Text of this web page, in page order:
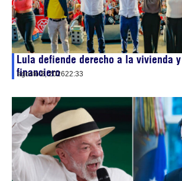
Lula defiende derecho a la vivienda
financiero
agosto 8, 202622:33